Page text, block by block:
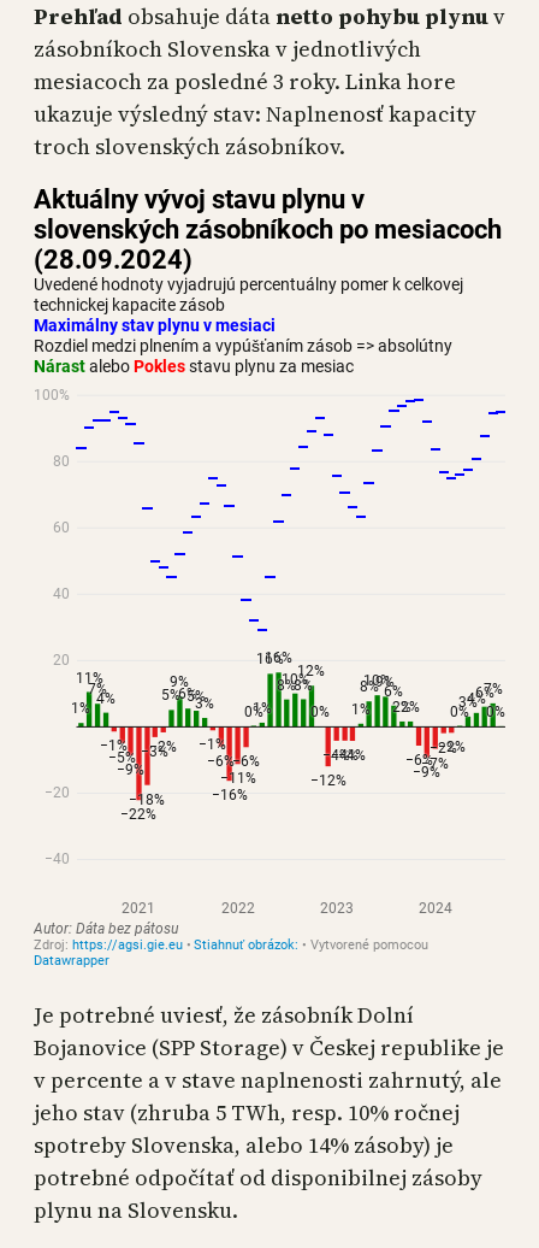
Prehľad obsahuje dátanetto pohybu plynuv
zásobníkoch Slovenska v jednotlivých
mesiacoch za posledné 3 roky. Linka hore
ukazuje výsledný stav: Naplnenosť kapacity
troch slovenských zásobníkov.
Je potrebné uviesť, že zásobník Dolní
Bojanovice (SPP Storage) v Českej republike je
v percente a v stave naplnenosti zahrnutý, ale
jeho stav (zhruba 5 TWh, resp. 10% ročnej
spotreby Slovenska, alebo 14% zásoby) je
potrebné odpočítať od disponibilnej zásoby
plynu na Slovensku.